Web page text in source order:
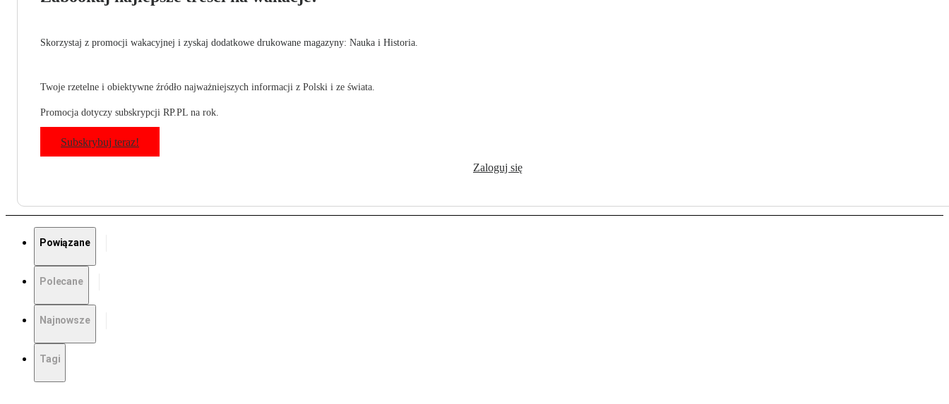
Skorzystaj z promocji wakacyjnej i zyskaj dodatkowe drukowane magazyny: Nauka i Historia.
Twoje rzetelne i obiektywne źródło najważniejszych informacji z Polski i ze świata.
Promocja dotyczy subskrypcji RP.PL na rok.
Subskrybuj teraz!
Zaloguj się
Powiązane
Polecane
Najnowsze
Tagi